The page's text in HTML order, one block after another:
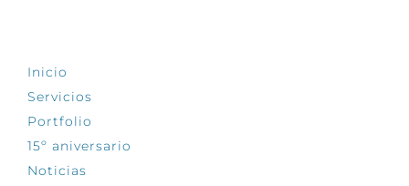
Inicio
Servicios
Portfolio
15º aniversario
Noticias